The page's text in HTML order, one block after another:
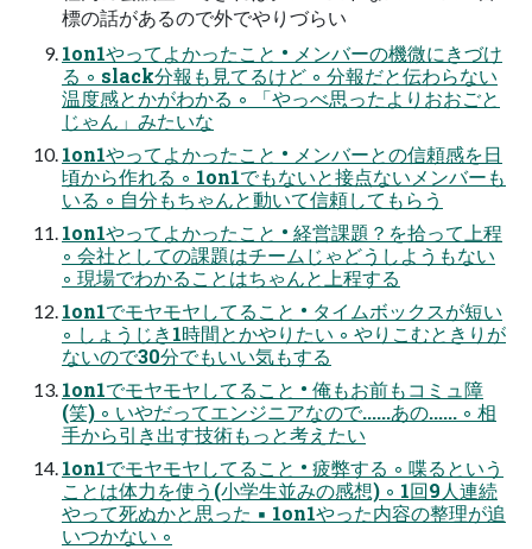
標の話があるので外でやりづらい
1on1やってよかったこと • メンバーの機微にきづけ
る ◦ slack分報も見てるけど ◦ 分報だと伝わらない
温度感とかがわかる ◦ 「やっべ思ったよりおおごと
じゃん」みたいな
1on1やってよかったこと • メンバーとの信頼感を日
頃から作れる ◦ 1on1でもないと接点ないメンバーも
いる ◦ 自分もちゃんと動いて信頼してもらう
1on1やってよかったこと • 経営課題？を拾って上程
◦ 会社としての課題はチームじゃどうしようもない
◦ 現場でわかることはちゃんと上程する
1on1でモヤモヤしてること • タイムボックスが短い
◦ しょうじき1時間とかやりたい ◦ やりこむときりが
ないので30分でもいい気もする
1on1でモヤモヤしてること • 俺もお前もコミュ障
(笑) ◦ いやだってエンジニアなので......あの...... ◦ 相
手から引き出す技術もっと考えたい
1on1でモヤモヤしてること • 疲弊する ◦ 喋るという
ことは体力を使う(小学生並みの感想) ◦ 1回9人連続
やって死ぬかと思った ▪ 1on1やった内容の整理が追
いつかない ◦